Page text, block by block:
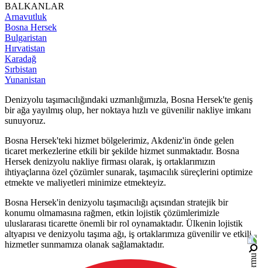
BALKANLAR
Arnavutluk
Bosna Hersek
Bulgaristan
Hırvatistan
Karadağ
Sırbistan
Yunanistan
Denizyolu taşımacılığındaki uzmanlığımızla, Bosna Hersek'te geniş
bir ağa yayılmış olup, her noktaya hızlı ve güvenilir nakliye imkanı
sunuyoruz.
Bosna Hersek'teki hizmet bölgelerimiz, Akdeniz'in önde gelen
ticaret merkezlerine etkili bir şekilde hizmet sunmaktadır. Bosna
Hersek denizyolu nakliye firması olarak, iş ortaklarımızın
ihtiyaçlarına özel çözümler sunarak, taşımacılık süreçlerini optimize
etmekte ve maliyetleri minimize etmekteyiz.
Bosna Hersek'in denizyolu taşımacılığı açısından stratejik bir
konumu olmamasına rağmen, etkin lojistik çözümlerimizle
uluslararası ticarette önemli bir rol oynamaktadır. Ülkenin lojistik
altyapısı ve denizyolu taşıma ağı, iş ortaklarımıza güvenilir ve etkili
hizmetler sunmamıza olanak sağlamaktadır.